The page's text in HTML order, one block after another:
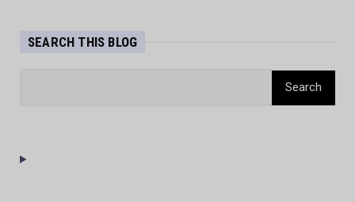
SEARCH THIS BLOG